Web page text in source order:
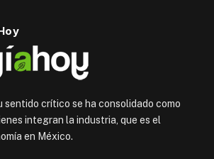
sentido crítico se ha consolidado como
integran la industria, que es el
en México.